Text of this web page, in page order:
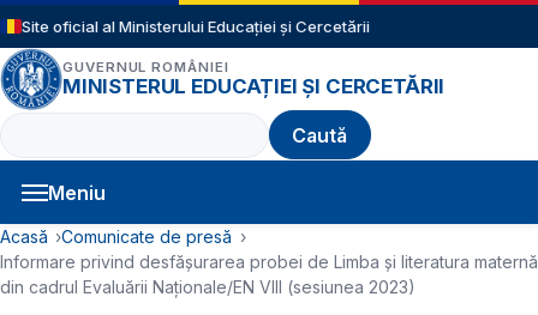
Sari la conținutul principal
Site oficial al Ministerului Educației și Cercetării
GUVERNUL ROMÂNIEI
MINISTERUL EDUCAȚIEI ȘI CERCETĂRII
Caută
Meniu
Navigație principală
Cale de navigare
Acasă
Comunicate de presă
Informare privind desfășurarea probei de Limba și literatura maternă
din cadrul Evaluării Naționale/EN VIII (sesiunea 2023)